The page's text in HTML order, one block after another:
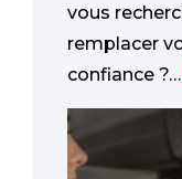
vous
remplacer
confiance ?…